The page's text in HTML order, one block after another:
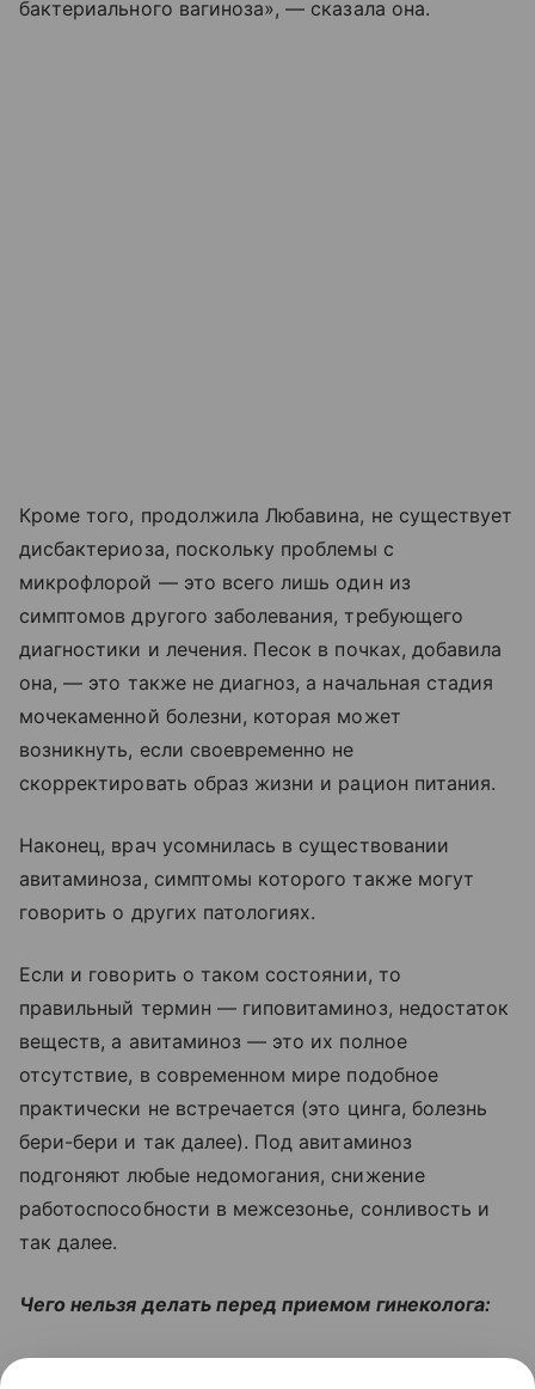
бактериального вагиноза», — сказала она.
Кроме того, продолжила Любавина, не существует
дисбактериоза, поскольку проблемы с
микрофлорой — это всего лишь один из
симптомов другого заболевания, требующего
диагностики и лечения. Песок в почках, добавила
она, — это также не диагноз, а начальная стадия
мочекаменной болезни, которая может
возникнуть, если своевременно не
скорректировать образ жизни и рацион питания.
Наконец, врач усомнилась в существовании
авитаминоза, симптомы которого также могут
говорить о других патологиях.
Если и говорить о таком состоянии, то
правильный термин — гиповитаминоз, недостаток
веществ, а авитаминоз — это их полное
отсутствие, в современном мире подобное
практически не встречается (это цинга, болезнь
бери-бери и так далее). Под авитаминоз
подгоняют любые недомогания, снижение
работоспособности в межсезонье, сонливость и
так далее.
Чего нельзя делать перед приемом гинеколога:
Читайте также:Как избавиться от «сахарной»